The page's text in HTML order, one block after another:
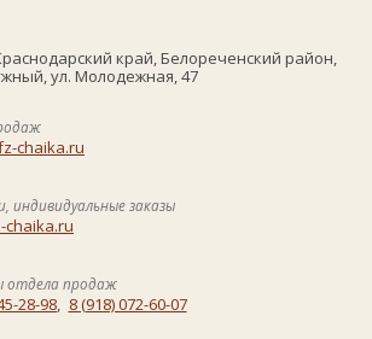
край, Белореченский район,
ул. Молодежная, 47
chaika.ru
индивидуальные заказы
chaika.ru
отдела продаж
28-98, 8 (918) 072-60-07